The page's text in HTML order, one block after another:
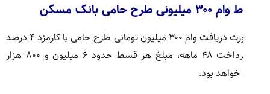
طرح حامی بانک مسکن
در صورت دریافت وام ۳۰۰ میلیون تومانی طرح حامی با کارمزد ۴ درصد
و بازپرداخت ۴۸ ماهه، مبلغ هر قسط حدود ۶ میلیون و ۸۰۰ هزار
خواهد بود.